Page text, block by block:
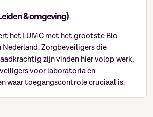
& omgeving)
het LUMC met het grootste Bio
Nederland. Zorgbeveiligers die
zijn vinden hier volop werk,
voor laboratoria en
waar toegangscontrole cruciaal is.